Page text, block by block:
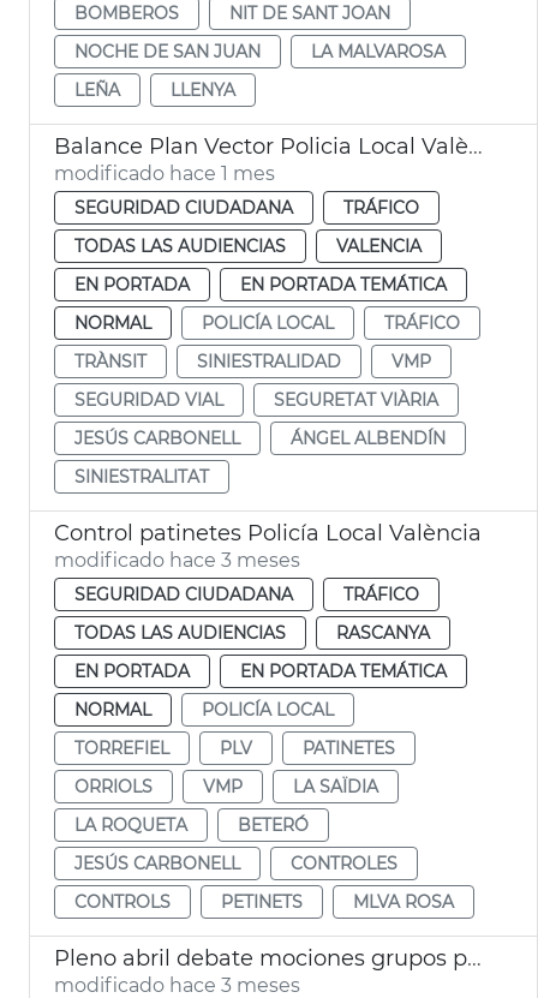
BOMBEROS
NIT DE SANT JOAN
NOCHE DE SAN JUAN
LA MALVAROSA
LEÑA
LLENYA
Balance Plan Vector Policia Local València
modificado hace 1 mes
SEGURIDAD CIUDADANA
TRÁFICO
TODAS LAS AUDIENCIAS
VALENCIA
EN PORTADA
EN PORTADA TEMÁTICA
NORMAL
POLICÍA LOCAL
TRÁFICO
TRÀNSIT
SINIESTRALIDAD
VMP
SEGURIDAD VIAL
SEGURETAT VIÀRIA
JESÚS CARBONELL
ÁNGEL ALBENDÍN
SINIESTRALITAT
Control patinetes Policía Local València
modificado hace 3 meses
SEGURIDAD CIUDADANA
TRÁFICO
TODAS LAS AUDIENCIAS
RASCANYA
EN PORTADA
EN PORTADA TEMÁTICA
NORMAL
POLICÍA LOCAL
TORREFIEL
PLV
PATINETES
ORRIOLS
VMP
LA SAÏDIA
LA ROQUETA
BETERÓ
JESÚS CARBONELL
CONTROLES
CONTROLS
PETINETS MLVA ROSA
Pleno abril debate mociones grupos políticos
modificado hace 3 meses